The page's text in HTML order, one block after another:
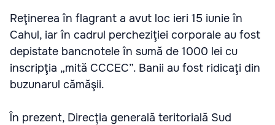
Reţinerea în flagrant a avut loc ieri 15 iunie în
Cahul, iar în cadrul percheziţiei corporale au fost
depistate bancnotele în sumă de 1000 lei cu
inscripţia „mită CCCEC”. Banii au fost ridicaţi din
buzunarul cămăşii.
În prezent, Direcţia generală teritorială Sud